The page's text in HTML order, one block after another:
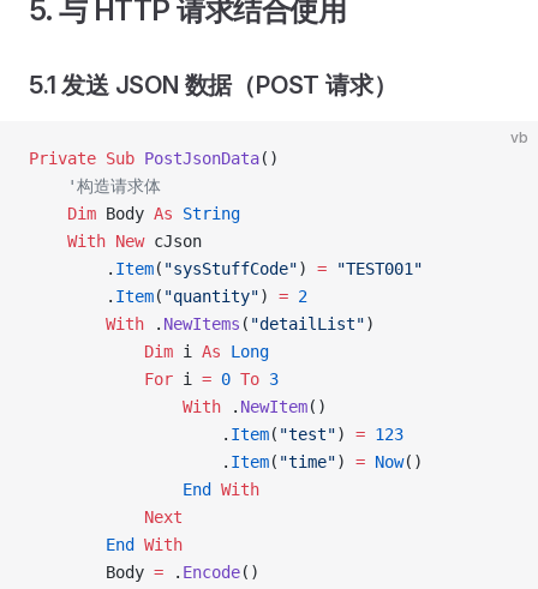
5. 与 HTTP 请求结合使用
5.1 发送 JSON 数据（POST 请求）
vb
Private Sub PostJsonData()
    '构造请求体
    Dim
Body As String
    With New
cJson
        .
Item( "sysStuffCode") = "TEST001"
        .
Item( "quantity") = 2
        With
. NewItems ( "detailList")
            Dim
i As Long
            For
i = 0 To 3
                With
. NewItem()
                    .
Item( "test") = 123
                    .
Item( "time") = Now()
                End
With
            Next
        End
With
        Body
= . Encode()